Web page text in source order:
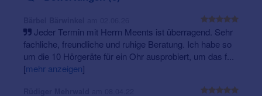
Jeder Termin mit Herrn Meents ist überragend. Sehr
fachliche, freundliche und ruhige Beratung. Ich habe so
um die 10 Hörgeräte für ein Ohr ausprobiert, um das f...
[mehr anzeigen]